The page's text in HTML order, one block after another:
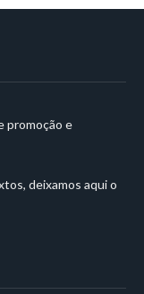
promoção e
deixamos aqui o